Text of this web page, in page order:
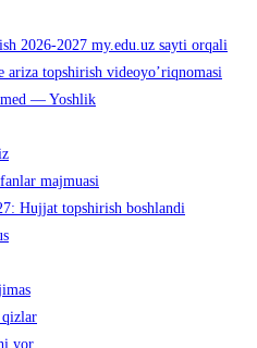
2026-2027 my.edu.uz sayti orqali
ariza topshirish videoyo’riqnomasi
— Yoshlik
majmuasi
Hujjat topshirish boshlandi
yor